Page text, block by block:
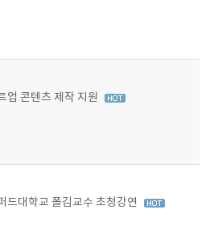
업 콘텐츠 제작 지원
드대학교 폴김교수 초청강연